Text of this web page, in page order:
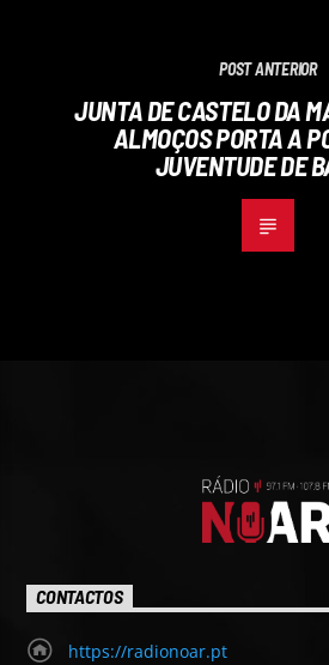
POST ANTERIOR
JUNTA DE CASTELO DA
ALMOÇOS PORTA A
JUVENTUDE DE
CONTACTOS
https://radionoar.pt